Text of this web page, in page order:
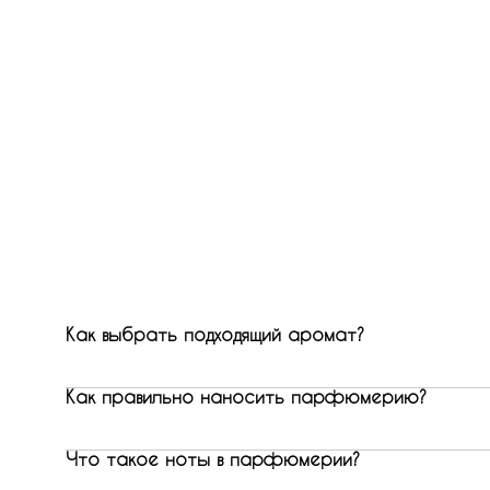
Как выбрать подходящий аромат?
Как правильно наносить парфюмерию?
Что такое ноты в парфюмерии?